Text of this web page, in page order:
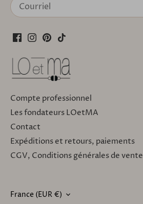
Compte professionnel
Les fondateurs LOetMA
Contact
Expéditions et retours, paiements
CGV, Conditions générales de vente
DEVISE
France (EUR €)